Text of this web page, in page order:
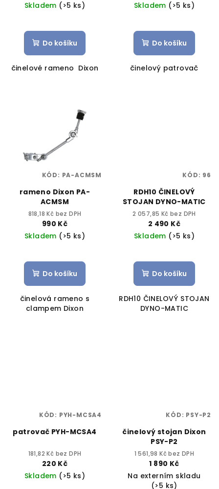
Skladem (>5 ks)
Do košíku
činelové rameno Dixon
Skladem (>5 ks)
Do košíku
činelový patrovač
rameno Dixon PA-
ACMSM
818,18 Kč bez DPH
990 Kč
Skladem (>5 ks)
Do košíku
činelová rameno s
clampem Dixon
KÓD: PA-ACMSM
RDH10 ČINELOVÝ
STOJAN DYNO-MATIC
2 057,85 Kč bez DPH
2 490 Kč
Skladem (>5 ks)
Do košíku
RDH10 ČINELOVÝ STOJAN
DYNO-MATIC
KÓD: 96
patrovač PYH-MCSA4
181,82 Kč bez DPH
220 Kč
Skladem (>5 ks)
KÓD: PYH-MCSA4
činelový stojan Dixon
PSY-P2
1 561,98 Kč bez DPH
1 890 Kč
Na externím skladu
(>5 ks)
KÓD: PSY-P2